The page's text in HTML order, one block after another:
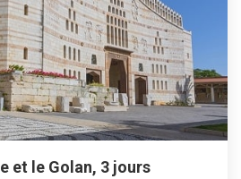
et le Golan, 3 jours